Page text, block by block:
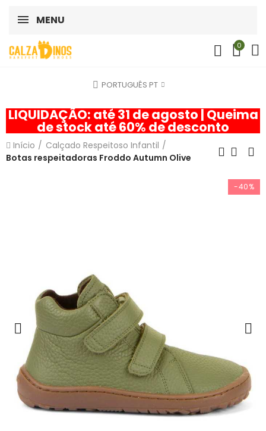
MENU
0
PORTUGUÊS PT
LIQUIDAÇÃO: até 31 de agosto | Queima
de stock até 60% de desconto
Início
Calçado Respeitoso Infantil
Botas respeitadoras Froddo Autumn Olive
-40%